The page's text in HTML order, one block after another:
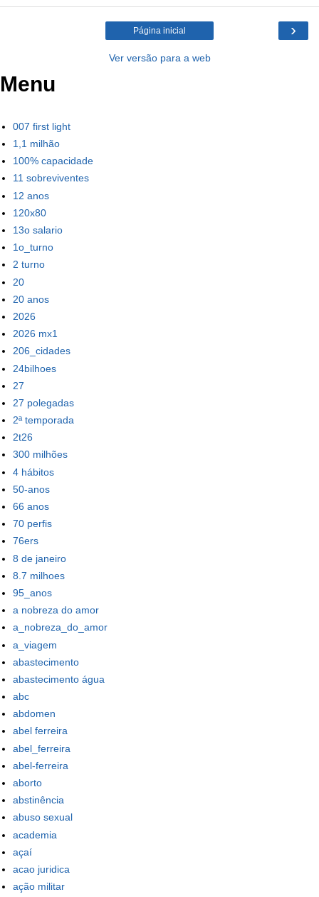
›
Página inicial
Ver versão para a web
Menu
007 first light
1,1 milhão
100% capacidade
11 sobreviventes
12 anos
120x80
13o salario
1o_turno
2 turno
20
20 anos
2026
2026 mx1
206_cidades
24bilhoes
27
27 polegadas
2ª temporada
2t26
300 milhões
4 hábitos
50-anos
66 anos
70 perfis
76ers
8 de janeiro
8.7 milhoes
95_anos
a nobreza do amor
a_nobreza_do_amor
a_viagem
abastecimento
abastecimento água
abc
abdomen
abel ferreira
abel_ferreira
abel-ferreira
aborto
abstinência
abuso sexual
academia
açaí
acao juridica
ação militar